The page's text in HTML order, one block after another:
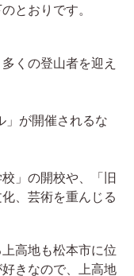
とおりです。
くの登山者を迎え
」が開催されるな
」の開校や、「旧
、芸術を重んじる
高地も松本市に位
きなので、上高地